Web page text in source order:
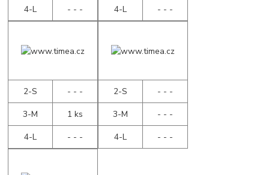
4-L
- - -
4-L
- - -
2-S
- - -
3-M
1 ks
4-L
- - -
2-S
- - -
3-M
- - -
4-L
- - -